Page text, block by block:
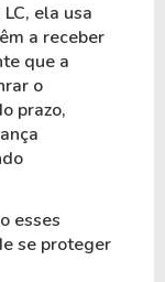
ela usa
a receber
que a
o
prazo,
esses
se proteger